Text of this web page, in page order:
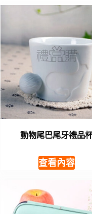
動物尾巴尾牙禮品
查看內容